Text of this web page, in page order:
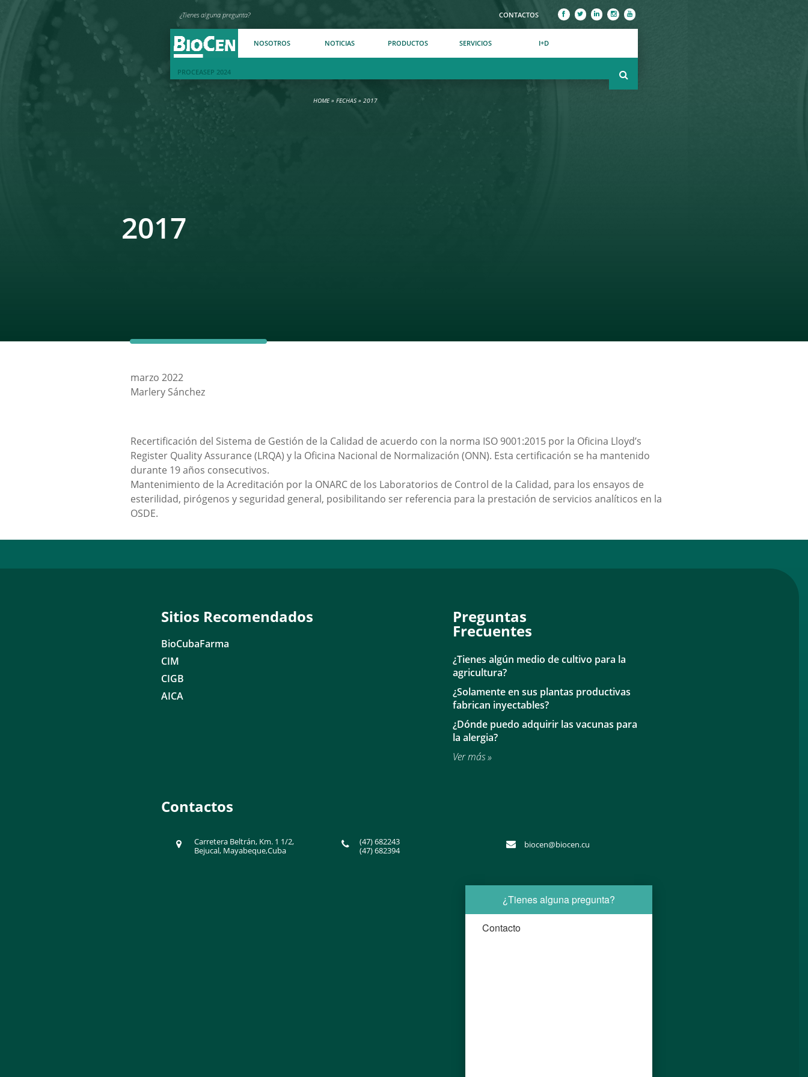
NOSOTROS NOTICIAS PRODUCTOS SERVICIOS I+D
PROCEASEP 2024
¿Tienes alguna pregunta? CONTACTOS
HOME» FECHAS» 2017
2017
marzo 2022
Marlery Sánchez
Recertificación del Sistema de Gestión de la Calidad de acuerdo con la norma ISO 9001:2015 por la Oficina Lloyd’s
Register Quality Assurance (LRQA) y la Oficina Nacional de Normalización (ONN). Esta certificación se ha mantenido
durante 19 años consecutivos.
Mantenimiento de la Acreditación por la ONARC de los Laboratorios de Control de la Calidad, para los ensayos de
esterilidad, pirógenos y seguridad general, posibilitando ser referencia para la prestación de servicios analíticos en la
OSDE.
Sitios Recomendados
BioCubaFarma
CIM
CIGB
AICA
Preguntas
Frecuentes
¿Tienes algún medio de cultivo para la
agricultura?
¿Solamente en sus plantas productivas
fabrican inyectables?
¿Dónde puedo adquirir las vacunas para
la alergia?
Ver más »
Contactos
Carretera Beltrán, Km. 1 1/2,
Bejucal, Mayabeque,Cuba
(47) 682243
(47) 682394
biocen@biocen.cu
¿Tienes alguna pregunta?
Contacto